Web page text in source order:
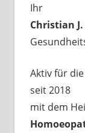
Ihr
Christian
Aktiv für
seit 2018
mit dem